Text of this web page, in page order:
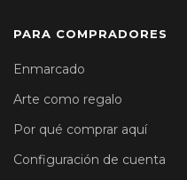
PARA COMPRADORES
Enmarcado
Arte como regalo
Por qué comprar aquí
Configuración de cuenta